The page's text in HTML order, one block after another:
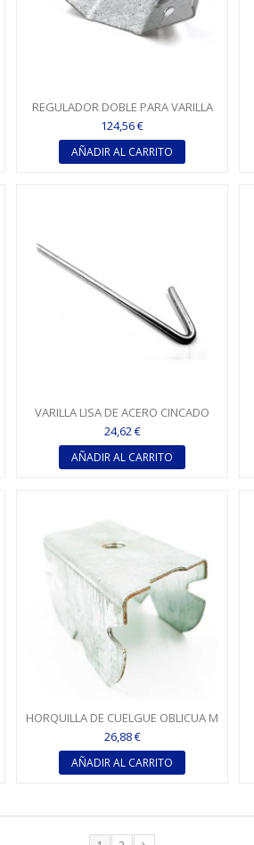
REGULADOR DOBLE PARA VARILLA
LISA Ø 4
124,56 €
AÑADIR AL CARRITO
VARILLA LISA DE ACERO CINCADO
CON GANCHO Ø 4 - 750 MM
24,62 €
AÑADIR AL CARRITO
HORQUILLA DE CUELGUE OBLICUA M
6 PARA TC 60
26,88 €
AÑADIR AL CARRITO